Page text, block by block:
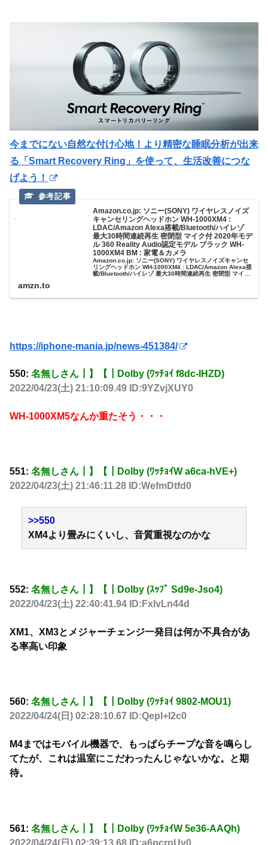
今までにない自然な付け心地！より精密な睡眠分析が出来
る「Smart Recovery Ring」を使って、生活改善につな
げよう！
Amazon.co.jp: ソニー(SONY) ワイヤレスノイズ
キャンセリングヘッドホン WH-1000XM4 :
LDAC/Amazon Alexa搭載/Bluetooth/ハイレゾ
最大30時間連続再生 密閉型 マイク付 2020年モデ
ル 360 Reality Audio認定モデル ブラック WH-
1000XM4 BM : 家電＆カメラ
Amazon.co.jp: ソニー(SONY) ワイヤレスノイズキャンセ
リングヘッドホン WH-1000XM4 : LDAC/Amazon Alexa搭
載/Bluetooth/ハイレゾ 最大30時間連続再生 密閉型 マイク
amzn.to
https://iphone-mania.jp/news-451384/
550: 名無しさん┃】【┃Dolby (ﾜｯﾁｮｲ f8dc-IHZD)
2022/04/23(土) 21:10:09.49 ID:9YZvjXUY0
WH-1000XM5なんか重たそう・・・
551: 名無しさん┃】【┃Dolby (ﾜｯﾁｮｲW a6ca-hVE+)
2022/04/23(土) 21:46:11.28 ID:WefmDtfd0
>>550
XM4より畳みにくいし、音質重視なのかな
552: 名無しさん┃】【┃Dolby (ｽｯﾌﾟ Sd9e-Jso4)
2022/04/23(土) 22:40:41.94 ID:FxlvLn44d
XM1、XM3とメジャーチェンジ一発目は何か不具合があ
る率高い印象
560: 名無しさん┃】【┃Dolby (ﾜｯﾁｮｲ 9802-MOU1)
2022/04/24(日) 02:28:10.67 ID:Qepl+I2c0
M4まではモバイル機器で、もっぱらチープな音を鳴らし
てたが、これは温室にこだわったんじゃないかな。と期
待。
561: 名無しさん┃】【┃Dolby (ﾜｯﾁｮｲW 5e36-AAQh)
2022/04/24(日) 02:39:13.68 ID:a6pcrpUv0